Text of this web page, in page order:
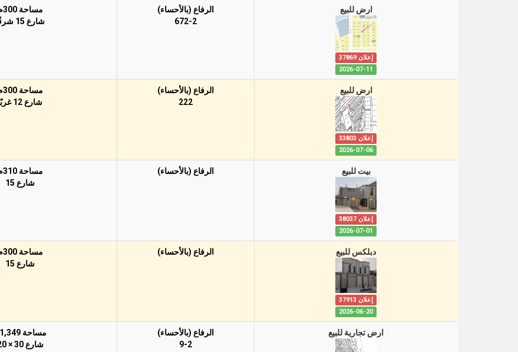
ارض للبيع
إعلان 37869
2026-07-11
الرفاع (بالأحساء)
672-2
مساحة 300م
شارع 15 شرقًا
ارض للبيع
إعلان 33803
2026-07-06
الرفاع (بالأحساء)
222
مساحة 300م
شارع 12 غربًا
بيت للبيع
إعلان 38037
2026-07-01
الرفاع (بالأحساء)
مساحة 310م
شارع 15
دبلكس للبيع
إعلان 37913
2026-06-20
الرفاع (بالأحساء)
مساحة 300م
شارع 15
ارض تجارية للبيع
الرفاع (بالأحساء)
9-2
مساحة 1,349م
شارع 30 × 20